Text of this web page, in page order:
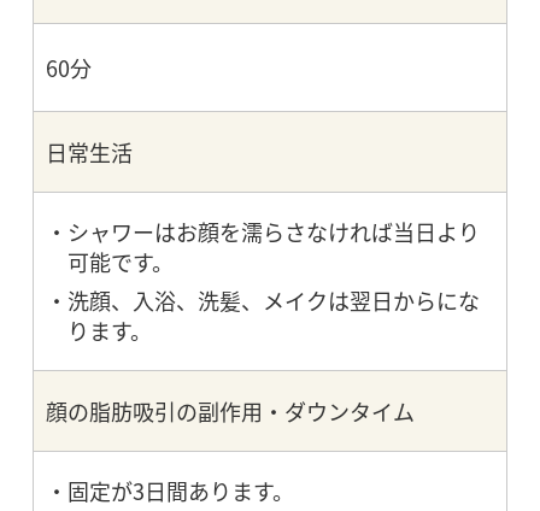
60分
日常生活
シャワーはお顔を濡らさなければ当日より
可能です。
洗顔、入浴、洗髪、メイクは翌日からにな
ります。
顔の脂肪吸引の副作用・ダウンタイム
固定が3日間あります。